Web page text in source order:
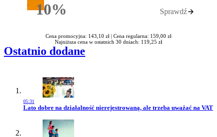
10%Rabatu Sprawdź
Cena promocyjna: 143,10 zł | Cena regularna: 159,00 zł
Najniższa cena w ostatnich 30 dniach: 119,25 zł
Ostatnio dodane
05:31
Przejdź do artykułu:
Lato dobre na działalność nierejestrowaną, ale trzeba uważać na VAT